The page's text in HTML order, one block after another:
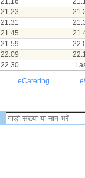
21.23
21.31
21.45
21.59
22.09
22.30
eCatering